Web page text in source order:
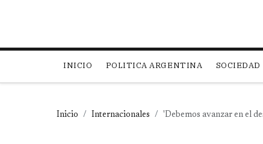
INICIO POLITICA ARGENTINA SOCIEDAD
Inicio Internacionales 'Debemos avanzar en el